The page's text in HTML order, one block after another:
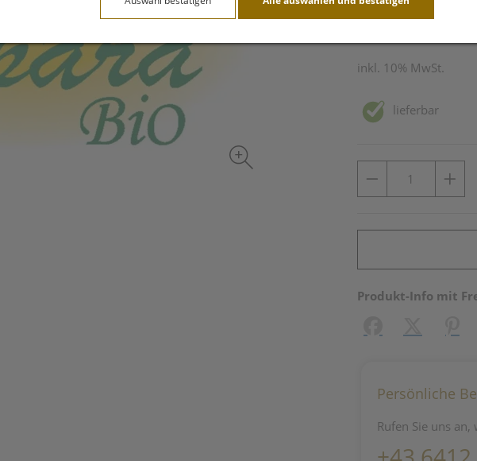
inkl. 10% MwSt.
lieferbar
Produkt-Info mit
Persönliche
Rufen Sie uns